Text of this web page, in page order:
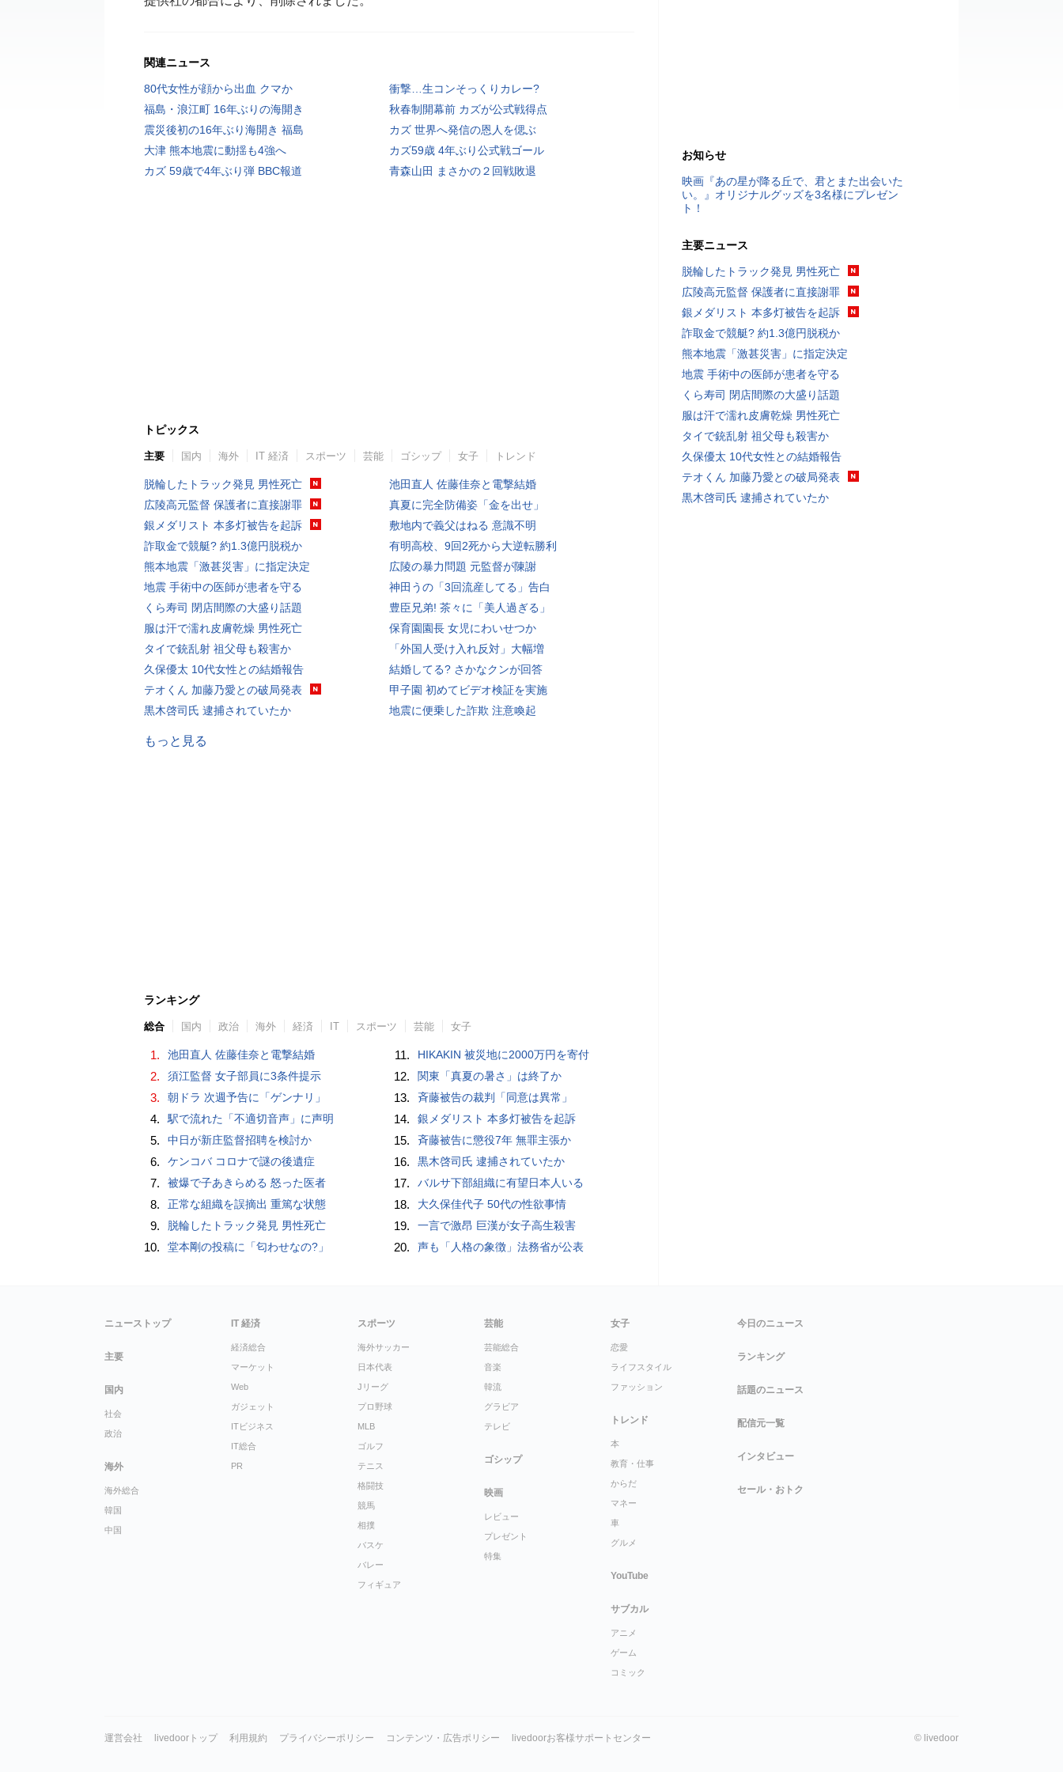
関連ニュース
80代女性が顔から出血 クマか
衝撃…生コンそっくりカレー?
福島・浪江町 16年ぶりの海開き
秋春制開幕前 カズが公式戦得点
震災後初の16年ぶり海開き 福島
カズ 世界へ発信の恩人を偲ぶ
大津 熊本地震に動揺も4強へ
カズ59歳 4年ぶり公式戦ゴール
カズ 59歳で4年ぶり弾 BBC報道
青森山田 まさかの２回戦敗退
トピックス
主要 国内 海外 IT 経済 スポーツ 芸能 ゴシップ 女子 トレンド
脱輪したトラック発見 男性死亡
広陵高元監督 保護者に直接謝罪
銀メダリスト 本多灯被告を起訴
詐取金で競艇? 約1.3億円脱税か
熊本地震「激甚災害」に指定決定
地震 手術中の医師が患者を守る
くら寿司 閉店間際の大盛り話題
服は汗で濡れ皮膚乾燥 男性死亡
タイで銃乱射 祖父母も殺害か
久保優太 10代女性との結婚報告
テオくん 加藤乃愛との破局発表
黒木啓司氏 逮捕されていたか
池田直人 佐藤佳奈と電撃結婚
真夏に完全防備姿「金を出せ」
敷地内で義父はねる 意識不明
有明高校、9回2死から大逆転勝利
広陵の暴力問題 元監督が陳謝
神田うの「3回流産してる」告白
豊臣兄弟! 茶々に「美人過ぎる」
保育園園長 女児にわいせつか
「外国人受け入れ反対」大幅増
結婚してる? さかなクンが回答
甲子園 初めてビデオ検証を実施
地震に便乗した詐欺 注意喚起
もっと見る
ランキング
総合 国内 政治 海外 経済 IT スポーツ 芸能 女子
1. 池田直人 佐藤佳奈と電撃結婚
2. 須江監督 女子部員に3条件提示
3. 朝ドラ 次週予告に「ゲンナリ」
4. 駅で流れた「不適切音声」に声明
5. 中日が新庄監督招聘を検討か
6. ケンコバ コロナで謎の後遺症
7. 被爆で子あきらめる 怒った医者
8. 正常な組織を誤摘出 重篤な状態
9. 脱輪したトラック発見 男性死亡
10. 堂本剛の投稿に「匂わせなの?」
11. HIKAKIN 被災地に2000万円を寄付
12. 関東「真夏の暑さ」は終了か
13. 斉藤被告の裁判「同意は異常」
14. 銀メダリスト 本多灯被告を起訴
15. 斉藤被告に懲役7年 無罪主張か
16. 黒木啓司氏 逮捕されていたか
17. バルサ下部組織に有望日本人いる
18. 大久保佳代子 50代の性欲事情
19. 一言で激昂 巨漢が女子高生殺害
20. 声も「人格の象徴」法務省が公表
お知らせ
映画『あの星が降る丘で、君とまた出会いた
い。』オリジナルグッズを3名様にプレゼン
ト！
主要ニュース
脱輪したトラック発見 男性死亡
広陵高元監督 保護者に直接謝罪
銀メダリスト 本多灯被告を起訴
詐取金で競艇? 約1.3億円脱税か
熊本地震「激甚災害」に指定決定
地震 手術中の医師が患者を守る
くら寿司 閉店間際の大盛り話題
服は汗で濡れ皮膚乾燥 男性死亡
タイで銃乱射 祖父母も殺害か
久保優太 10代女性との結婚報告
テオくん 加藤乃愛との破局発表
黒木啓司氏 逮捕されていたか
ニューストップ
主要
国内
社会
政治
海外
海外総合
韓国
中国
IT 経済
経済総合
マーケット
Web
ガジェット
ITビジネス
IT総合
PR
スポーツ
海外サッカー
日本代表
Jリーグ
プロ野球
MLB
ゴルフ
テニス
格闘技
競馬
相撲
バスケ
バレー
フィギュア
芸能
芸能総合
音楽
韓流
グラビア
テレビ
ゴシップ
映画
レビュー
プレゼント
特集
女子
恋愛
ライフスタイル
ファッション
トレンド
本
教育・仕事
からだ
マネー
車
グルメ
YouTube
サブカル
アニメ
ゲーム
コミック
今日のニュース
ランキング
話題のニュース
配信元一覧
インタビュー
セール・おトク
運営会社 livedoorトップ 利用規約 プライバシーポリシー コンテンツ・広告ポリシー livedoorお客様サポートセンター © livedoor